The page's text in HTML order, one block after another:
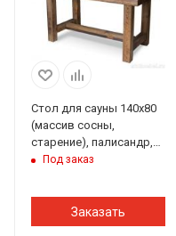
Стол для сауны 140х80
(массив сосны,
старение), палисандр,
ИРБПод заказ
Заказать